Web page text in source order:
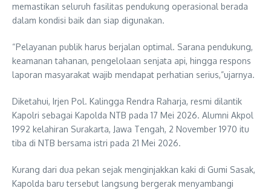
memastikan seluruh fasilitas pendukung operasional berada
dalam kondisi baik dan siap digunakan.
“Pelayanan publik harus berjalan optimal. Sarana pendukung,
keamanan tahanan, pengelolaan senjata api, hingga respons
laporan masyarakat wajib mendapat perhatian serius,”ujarnya.
Diketahui, Irjen Pol. Kalingga Rendra Raharja, resmi dilantik
Kapolri sebagai Kapolda NTB pada 17 Mei 2026. Alumni Akpol
1992 kelahiran Surakarta, Jawa Tengah, 2 November 1970 itu
tiba di NTB bersama istri pada 21 Mei 2026.
Kurang dari dua pekan sejak menginjakkan kaki di Gumi Sasak,
Kapolda baru tersebut langsung bergerak menyambangi